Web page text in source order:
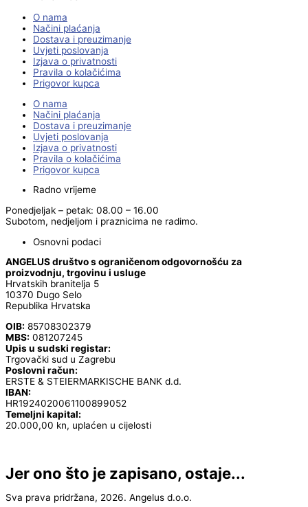
O nama
Načini plaćanja
Dostava i preuzimanje
Uvjeti poslovanja
Izjava o privatnosti
Pravila o kolačićima
Prigovor kupca
O nama
Načini plaćanja
Dostava i preuzimanje
Uvjeti poslovanja
Izjava o privatnosti
Pravila o kolačićima
Prigovor kupca
Radno vrijeme
Ponedjeljak – petak: 08.00 – 16.00
Subotom, nedjeljom i praznicima ne radimo.
Osnovni podaci
ANGELUS društvo s ograničenom odgovornošću za
proizvodnju, trgovinu i usluge
Hrvatskih branitelja 5
10370 Dugo Selo
Republika Hrvatska
OIB: 85708302379
MBS: 081207245
Upis u sudski registar:
Trgovački sud u Zagrebu
Poslovni račun:
ERSTE & STEIERMARKISCHE BANK d.d.
IBAN:
HR1924020061100899052
Temeljni kapital:
20.000,00 kn, uplaćen u cijelosti
Jer ono što je zapisano, ostaje...
Sva prava pridržana, 2026. Angelus d.o.o.